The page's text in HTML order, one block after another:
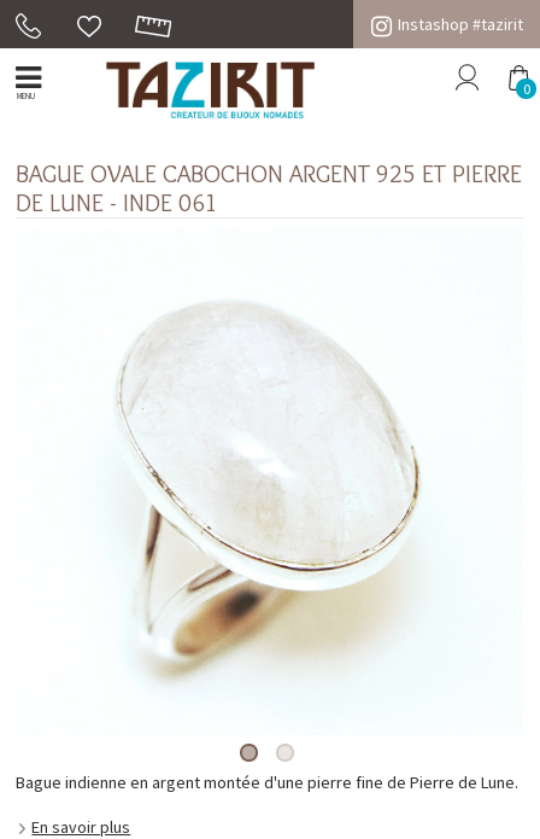
Instashop #tazirit
MENU 0
BAGUE OVALE CABOCHON ARGENT 925 ET PIERRE
DE LUNE - INDE 061
Bague indienne en argent montée d'une pierre fine de Pierre de Lune.
En savoir plus